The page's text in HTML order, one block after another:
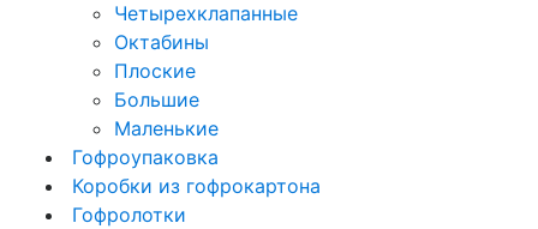
Четырехклапанные
Октабины
Плоские
Большие
Маленькие
Гофроупаковка
Коробки из гофрокартона
Гофролотки